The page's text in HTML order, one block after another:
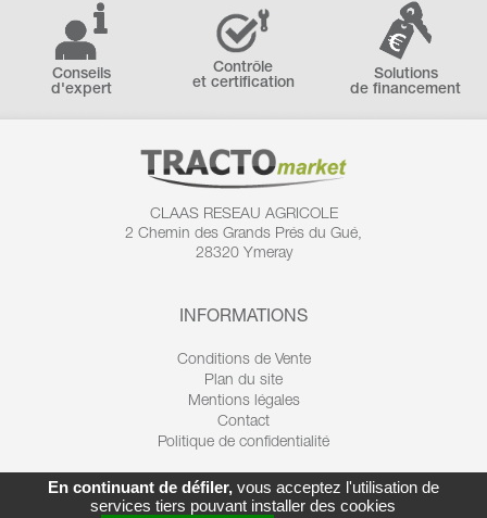
Conseils
d'expert
Contrôle
et certification
Solutions
de financement
CLAAS RESEAU AGRICOLE
2 Chemin des Grands Prés du Gué,
28320 Ymeray
INFORMATIONS
Conditions de Vente
Plan du site
Mentions légales
Contact
Politique de confidentialité
En continuant de défiler,vous acceptez l'utilisation de
services tiers pouvant installer des cookies